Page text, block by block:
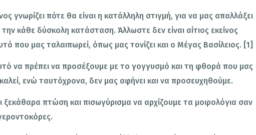
γνωρίζει πότε θα είναι η κατάλληλη στιγμή, για να μας απαλλάξει
κάθε δύσκολη κατάσταση. Άλλωστε δεν είναι αίτιος εκείνος
που μας ταλαιπωρεί, όπως μας τονίζει και ο Μέγας Βασίλειος. [1]
να πρέπει να προσέξουμε με το γογγυσμό και τη φθορά που μας
ενώ ταυτόχρονα, δεν μας αφήνει και να προσευχηθούμε.
ξεκάθαρα πτώση και πισωγύρισμα να αρχίζουμε τα μοιρολόγια σαν